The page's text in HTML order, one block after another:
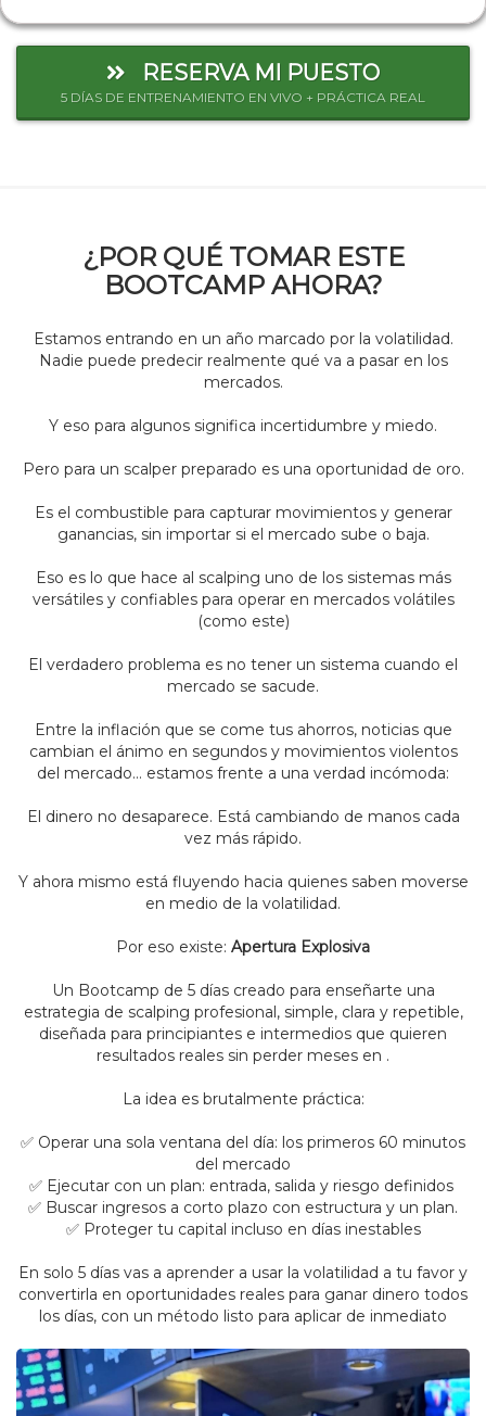
RESERVA MI PUESTO
5 DÍAS DE ENTRENAMIENTO EN VIVO + PRÁCTICA REAL
¿POR QUÉ TOMAR ESTE
BOOTCAMP AHORA?
Estamos entrando en un año marcado por la volatilidad.
Nadie puede predecir realmente qué va a pasar en los
mercados.
Y eso para algunos significa incertidumbre y miedo.
Pero para un scalper preparado es una oportunidad de oro.
Es el combustible para capturar movimientos y generar
ganancias, sin importar si el mercado sube o baja.
Eso es lo que hace al scalping uno de los sistemas más
versátiles y confiables para operar en mercados volátiles
(como este)
El verdadero problema es no tener un sistema cuando el
mercado se sacude.
Entre la inflación que se come tus ahorros, noticias que
cambian el ánimo en segundos y movimientos violentos
del mercado… estamos frente a una verdad incómoda:
El dinero no desaparece. Está cambiando de manos cada
vez más rápido.
Y ahora mismo está fluyendo hacia quienes saben moverse
en medio de la volatilidad.
Por eso existe: Apertura Explosiva
Un Bootcamp de 5 días creado para enseñarte una
estrategia de scalping profesional, simple, clara y repetible,
diseñada para principiantes e intermedios que quieren
resultados reales sin perder meses en .
La idea es brutalmente práctica:
✅ Operar una sola ventana del día: los primeros 60 minutos
del mercado
✅ Ejecutar con un plan: entrada, salida y riesgo definidos
✅ Buscar ingresos a corto plazo con estructura y un plan.
✅ Proteger tu capital incluso en días inestables
En solo 5 días vas a aprender a usar la volatilidad a tu favor y
convertirla en oportunidades reales para ganar dinero todos
los días, con un método listo para aplicar de inmediato